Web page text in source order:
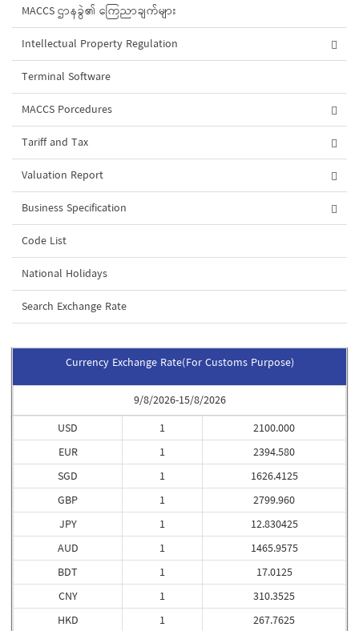
MACCS ဌာနခွဲ၏ ကြေညာချက်များ
Intellectual Property Regulation
Terminal Software
MACCS Porcedures
Tariff and Tax
Valuation Report
Business Specification
Code List
National Holidays
Search Exchange Rate
Currency Exchange Rate(For Customs Purpose)
9/8/2026-15/8/2026
USD
EUR
SGD
GBP
JPY
AUD
BDT
CNY
HKD
1
1
1
1
1
1
1
1
1
2100.000
2394.580
1626.4125
2799.960
12.830425
1465.9575
17.0125
310.3525
267.7625